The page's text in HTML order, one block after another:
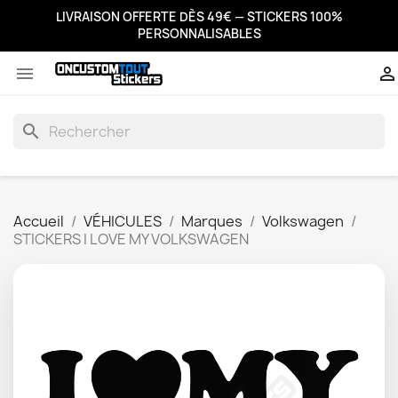
LIVRAISON OFFERTE DÈS 49€ — STICKERS 100%
PERSONNALISABLES
 
search
Accueil VÉHICULES Marques
Volkswagen
STICKERS I LOVE MY VOLKSWAGEN